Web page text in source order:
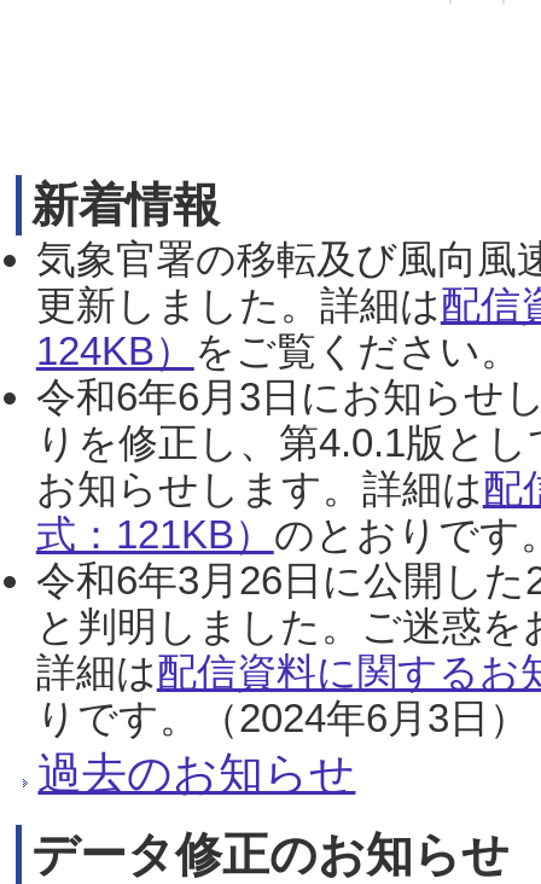
新着情報
気象官署の移転及び風向風
更新しました。詳細は配信
124KB） をご覧ください。
令和6年6月3日にお知らせ
りを修正し、第4.0.1版と
お知らせします。詳細は配
式：121KB） のとおりです
令和6年3月26日に公開し
と判明しました。ご迷惑
詳細は配信資料に関するお
りです。（2024年6月3日）
過去のお知らせ
データ修正のお知らせ